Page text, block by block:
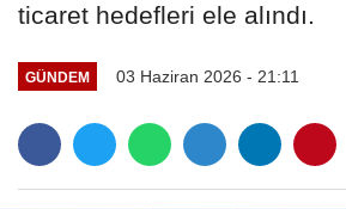
ticaret hedefleri ele alındı.
GÜNDEM 03 Haziran 2026 - 21:11